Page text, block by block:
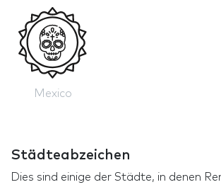
Mexico
Städteabzeichen
Dies sind einige der Städte, in denen